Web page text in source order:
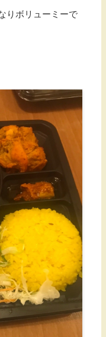
りボリューミーで